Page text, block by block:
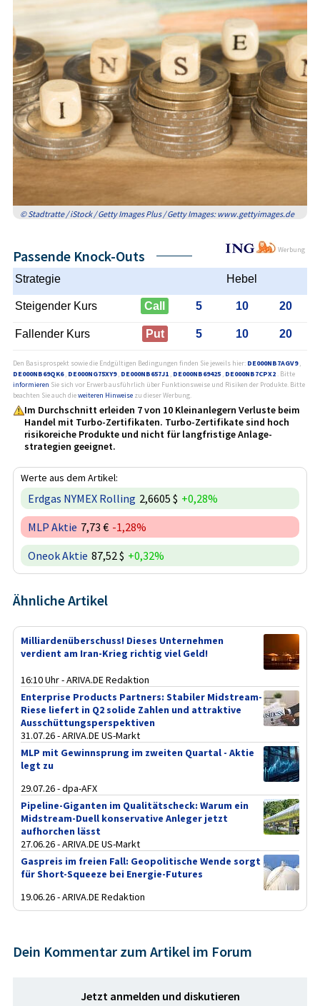
© Stadtratte / iStock / Getty Images Plus / Getty Images: www.gettyimages.de
Werbung
Passende Knock-Outs
Strategie Hebel
Steigender Kurs Call 5 10 20
Fallender Kurs Put 5 10 20
Den Basisprospekt sowie die Endgültigen Bedingungen finden Sie jeweils hier: DE000NB7AGV9,
DE000NB69QK6, DE000NG75XY9, DE000NB657J1 , DE000NB69425 , DE000NB7CPX2 . Bitte
informieren Sie sich vor Erwerb ausführlich über Funktionsweise und Risiken der Produkte. Bitte
beachten Sie auch dieweiteren Hinweise zu dieser Werbung.
Im Durchschnitt erleiden 7 von 10 Kleinanlegern Verluste beim
Handel mit Turbo-Zertifikaten. Turbo-Zertifikate sind hoch
risikoreiche Produkte und nicht für langfristige Anlage­
strategien geeignet.
Werte aus dem Artikel:
Erdgas NYMEX Rolling 2,6605 $ +0,28%
MLP Aktie 7,73 € -1,28%
Oneok Aktie 87,52 $ +0,32%
Ähnliche Artikel
Milliardenüberschuss! Dieses Unternehmen
verdient am Iran-Krieg richtig viel Geld!
16:10 Uhr - ARIVA.DE Redaktion
Enterprise Products Partners: Stabiler Midstream-
Riese liefert in Q2 solide Zahlen und attraktive
Ausschüttungsperspektiven
31.07.26 - ARIVA.DE US-Markt
MLP mit Gewinnsprung im zweiten Quartal - Aktie
legt zu
29.07.26 - dpa-AFX
Pipeline-Giganten im Qualitätscheck: Warum ein
Midstream-Duell konservative Anleger jetzt
aufhorchen lässt
27.06.26 - ARIVA.DE US-Markt
Gaspreis im freien Fall: Geopolitische Wende sorgt
für Short-Squeeze bei Energie-Futures
19.06.26 - ARIVA.DE Redaktion
Dein Kommentar zum Artikel im Forum
Jetzt anmelden und diskutieren